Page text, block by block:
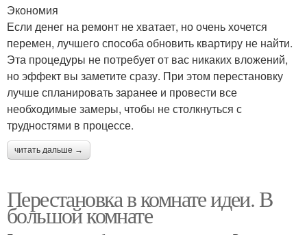
Экономия
Если денег на ремонт не хватает, но очень хочется
перемен, лучшего способа обновить квартиру не найти.
Эта процедуры не потребует от вас никаких вложений,
но эффект вы заметите сразу. При этом перестановку
лучше спланировать заранее и провести все
необходимые замеры, чтобы не столкнуться с
трудностями в процессе.
читать дальше →
Перестановка в комнате идеи. В
большой комнате